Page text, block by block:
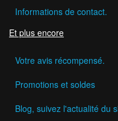
Informations de contact.
Et plus encore
Votre avis récompensé.
Promotions et soldes
Blog, suivez l'actualité du